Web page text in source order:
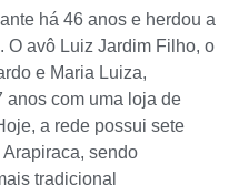
há 46 anos e herdou a
O avô Luiz Jardim Filho, o
e Maria Luiza,
anos com uma loja de
a rede possui sete
sendo
tradicional